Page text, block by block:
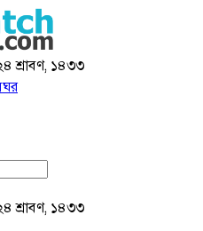
শ্রাবণ, ১৪৩৩
শ্রাবণ, ১৪৩৩